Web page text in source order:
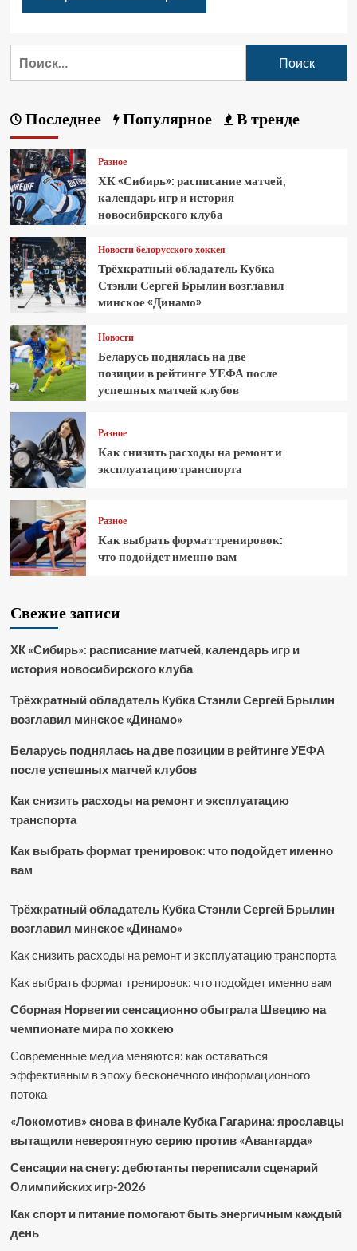
Последнее Популярное В тренде
Разное
ХК «Сибирь»: расписание матчей,
календарь игр и история
новосибирского клуба
Новости белорусского хоккея
Трёхкратный обладатель Кубка
Стэнли Сергей Брылин возглавил
минское «Динамо»
Новости
Беларусь поднялась на две
позиции в рейтинге УЕФА после
успешных матчей клубов
Разное
Как снизить расходы на ремонт и
эксплуатацию транспорта
Разное
Как выбрать формат тренировок:
что подойдет именно вам
Свежие записи
ХК «Сибирь»: расписание матчей, календарь игр и
история новосибирского клуба
Трёхкратный обладатель Кубка Стэнли Сергей Брылин
возглавил минское «Динамо»
Беларусь поднялась на две позиции в рейтинге УЕФА
после успешных матчей клубов
Как снизить расходы на ремонт и эксплуатацию
транспорта
Как выбрать формат тренировок: что подойдет именно
вам
Трёхкратный обладатель Кубка Стэнли Сергей Брылин
возглавил минское «Динамо»
Как снизить расходы на ремонт и эксплуатацию транспорта
Как выбрать формат тренировок: что подойдет именно вам
Сборная Норвегии сенсационно обыграла Швецию на
чемпионате мира по хоккею
Современные медиа меняются: как оставаться
эффективным в эпоху бесконечного информационного
потока
«Локомотив» снова в финале Кубка Гагарина: ярославцы
вытащили невероятную серию против «Авангарда»
Сенсации на снегу: дебютанты переписали сценарий
Олимпийских игр-2026
Как спорт и питание помогают быть энергичным каждый
день